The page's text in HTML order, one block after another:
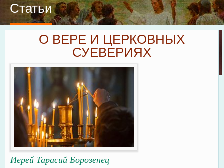
Статьи
О ВЕРЕ И ЦЕРКОВНЫХ
СУЕВЕРИЯХ
Иерей Тарасий Борозенец